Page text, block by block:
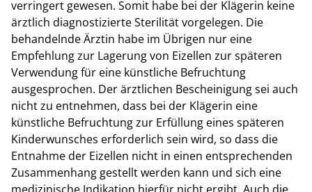
verringert gewesen. Somit habe bei der Klägerin keine
ärztlich diagnostizierte Sterilität vorgelegen. Die
behandelnde Ärztin habe im Übrigen nur eine
Empfehlung zur Lagerung von Eizellen zur späteren
Verwendung für eine künstliche Befruchtung
ausgesprochen. Der ärztlichen Bescheinigung sei auch
nicht zu entnehmen, dass bei der Klägerin eine
künstliche Befruchtung zur Erfüllung eines späteren
Kinderwunsches erforderlich sein wird, so dass die
Entnahme der Eizellen nicht in einen entsprechenden
Zusammenhang gestellt werden kann und sich eine